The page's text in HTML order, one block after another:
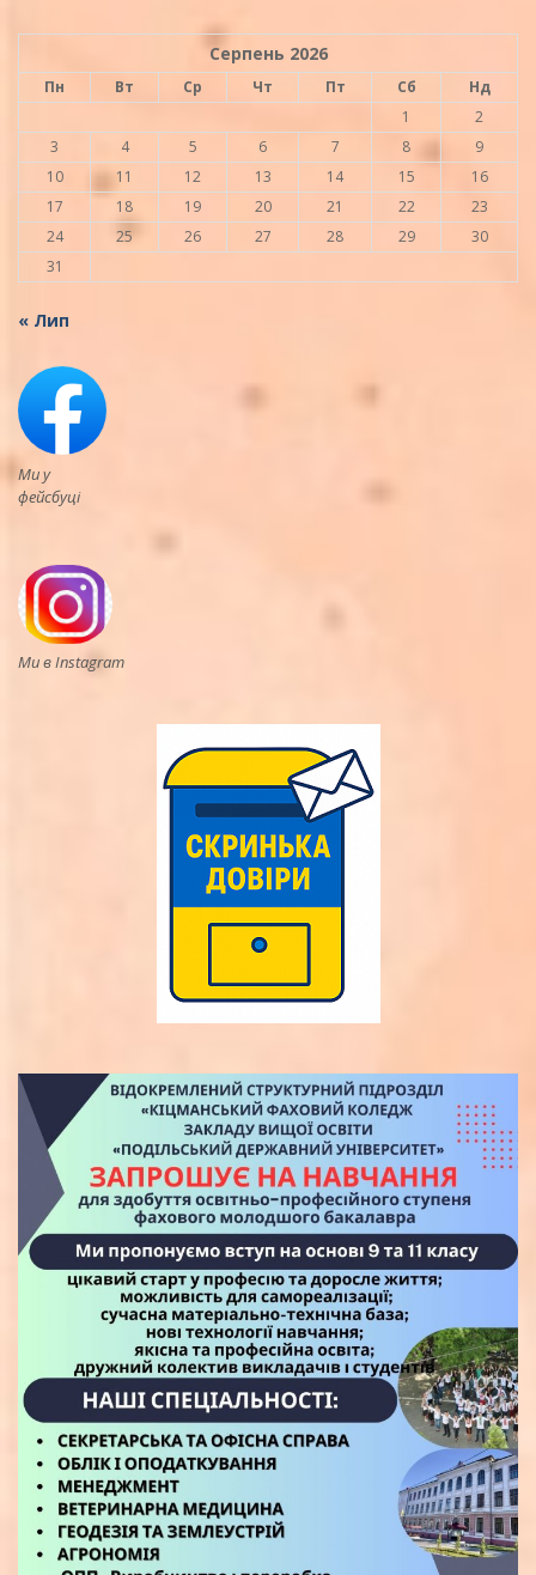
Серпень 2026
Пн Вт Ср Чт Пт Сб
Нд
1
2
3
4 5 6 7 8
9
10
11 12 13 14 15
16
17
18 19 20 21 22
23
24
25 26 27 28 29
30
31
« Лип
Ми у
фейсбуці
Ми в Instagram